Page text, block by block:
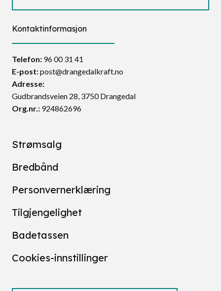
Kontaktinformasjon
Telefon: 96 00 31 41
E-post:post@drangedalkraft.no
Adresse:
Gudbrandsveien 28, 3750 Drangedal
Org.nr.: 924862696
Strømsalg
Bredbånd
Personvernerklæring
Tilgjengelighet
Badetassen
Cookies-innstillinger